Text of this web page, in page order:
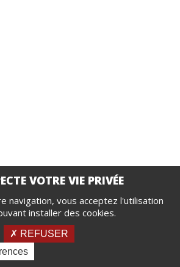
nos tutoriaux vidéo
navigation, vous acceptez l'utilisation
installer des cookies.
REFUSER